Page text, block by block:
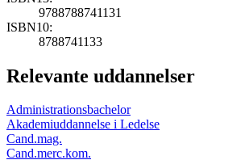
9788788741131
ISBN10:
8788741133
Relevante uddannelser
Administrationsbachelor
Akademiuddannelse i Ledelse
Cand.mag.
Cand.merc.kom.